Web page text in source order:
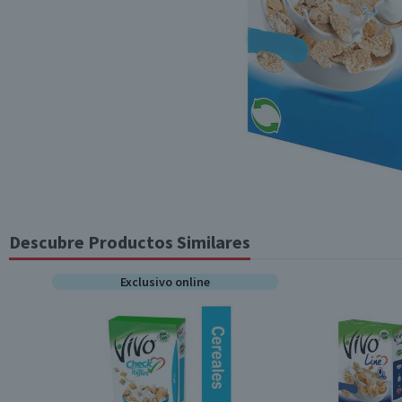
Descubre Productos Similares
Exclusivo online